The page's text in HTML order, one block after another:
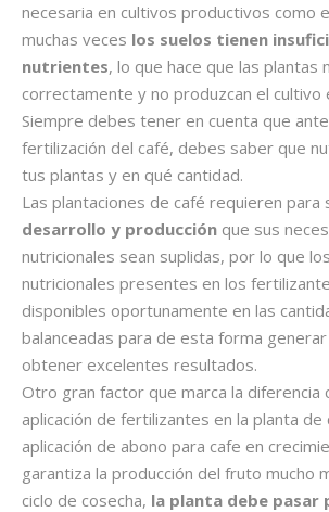
necesaria en cultivos productivos como
muchas veces los suelos tienen
nutrientes, lo que hace que las plantas
correctamente y no produzcan el cultivo
Siempre debes tener en cuenta que
fertilización del café, debes saber que
tus plantas y en qué cantidad.
Las plantaciones de café requieren para
desarrollo y producción que sus
nutricionales sean suplidas, por lo que
nutricionales presentes en los
disponibles oportunamente en las
balanceadas para de esta forma
obtener excelentes resultados.
Otro gran factor que marca la diferencia
aplicación de fertilizantes en la planta de
aplicación de abono para cafe en
garantiza la producción del fruto mucho
ciclo de cosecha, la planta debe pasar